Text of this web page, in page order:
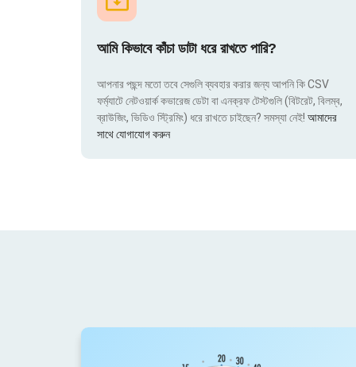
আমি কিভাবে কাঁচা ডাটা ধরে রাখতে পারি?
আপনার পছন্দ মতো তবে সেগুলি ব্যবহার করার জন্য আপনি কি CSV
ফর্ম্যাটে নেটওয়ার্ক কভারেজ ডেটা বা এনক্রফ টেস্টগুলি (বিটরেট, বিলম্ব,
ব্রাউজিং, ভিডিও স্ট্রিমিং) ধরে রাখতে চাইছেন? সমস্যা নেই! আমাদের
সাথে যোগাযোগ করুন